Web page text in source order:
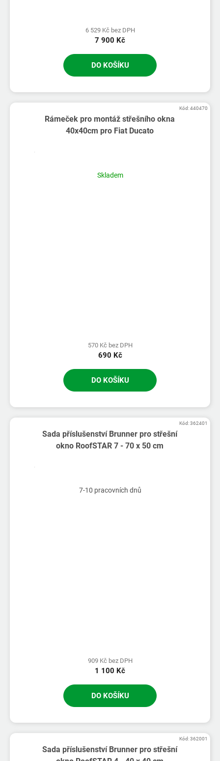
6 529 Kč bez DPH
7 900 Kč
DO KOŠÍKU
Rámeček pro montáž střešního okna
40x40cm pro Fiat Ducato
Skladem
570 Kč bez DPH
690 Kč
DO KOŠÍKU
Kód:440470
Sada příslušenství Brunner pro střešní
okno RoofSTAR 7 - 70 x 50 cm
7-10 pracovních dnů
909 Kč bez DPH
1 100 Kč
DO KOŠÍKU
Kód:362401
Sada příslušenství Brunner pro střešní
Kód:362001